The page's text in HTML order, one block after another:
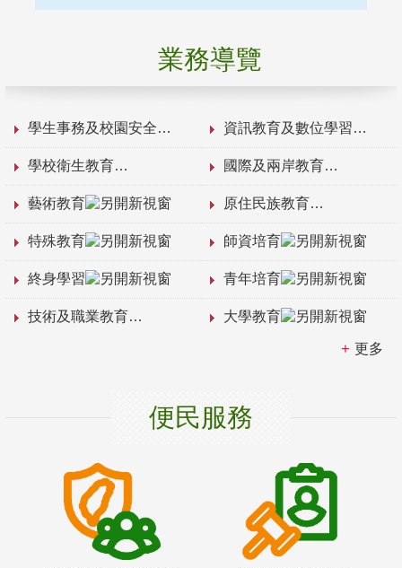
業務導覽
學生事務及校園安全 資訊教育及數位學習
學校衛生教育 國際及兩岸教育
藝術教育 原住民族教育
特殊教育 師資培育
終身學習 青年培育
技術及職業教育 大學教育
更多
便民服務